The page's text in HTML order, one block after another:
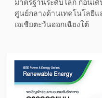
มาตรฐานระดับโลก ก่อนเ
ศูนย์กลางด้านเทคโนโลยี
เอเชียตะวันออกเฉียงใต้